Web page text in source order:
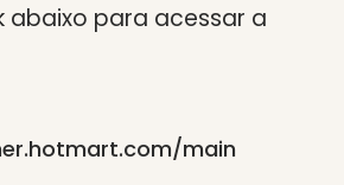
abaixo para acessar a
main